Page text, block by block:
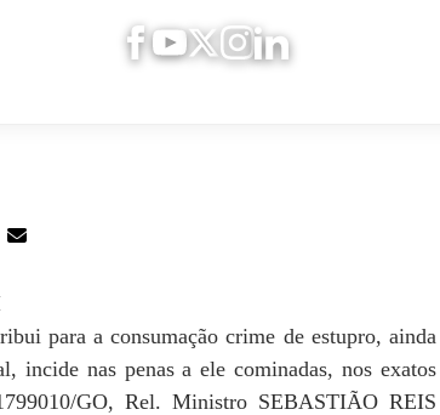
para a consumação crime de estupro, ainda
incide nas penas a ele cominadas, nos exatos
GO, Rel. Ministro SEBASTIÃO REIS